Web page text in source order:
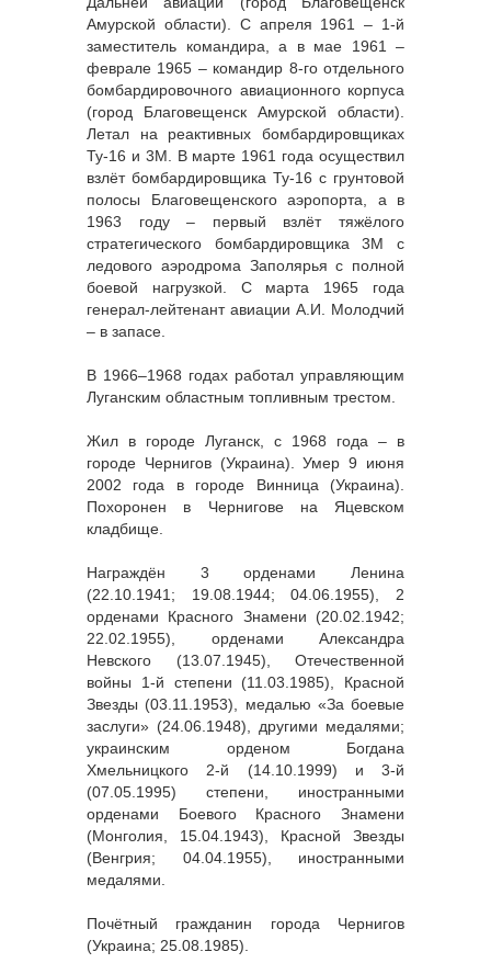
Амурской области). С апреля 1961 – 1-й
заместитель командира, а в мае 1961 –
феврале 1965 – командир 8-го отдельного
бомбардировочного авиационного корпуса
(город Благовещенск Амурской области).
Летал на реактивных бомбардировщиках
Ту-16 и 3М. В марте 1961 года осуществил
взлёт бомбардировщика Ту-16 с грунтовой
полосы Благовещенского аэропорта, а в
1963 году – первый взлёт тяжёлого
стратегического бомбардировщика 3М с
ледового аэродрома Заполярья с полной
боевой нагрузкой. С марта 1965 года
генерал-лейтенант авиации А.И. Молодчий
– в запасе.
В 1966–1968 годах работал управляющим
Луганским областным топливным трестом.
Жил в городе Луганск, с 1968 года – в
городе Чернигов (Украина). Умер 9 июня
2002 года в городе Винница (Украина).
Похоронен в Чернигове на Яцевском
кладбище.
Награждён 3 орденами Ленина
(22.10.1941; 19.08.1944; 04.06.1955), 2
орденами Красного Знамени (20.02.1942;
22.02.1955), орденами Александра
Невского (13.07.1945), Отечественной
войны 1-й степени (11.03.1985), Красной
Звезды (03.11.1953), медалью «За боевые
заслуги» (24.06.1948), другими медалями;
украинским орденом Богдана
Хмельницкого 2-й (14.10.1999) и 3-й
(07.05.1995) степени, иностранными
орденами Боевого Красного Знамени
(Монголия, 15.04.1943), Красной Звезды
(Венгрия; 04.04.1955), иностранными
медалями.
Почётный гражданин города Чернигов
(Украина; 25.08.1985).